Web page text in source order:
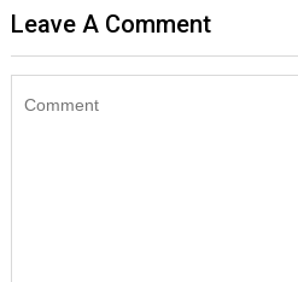
Leave A Comment